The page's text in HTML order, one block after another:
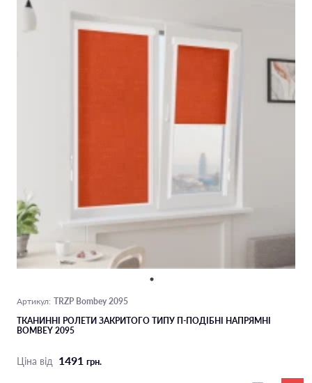
Артикул: TRZP Bombey 2095
ТКАНИННІ РОЛЕТИ ЗАКРИТОГО ТИПУ П-ПОДIБНІ НАПРЯМНІ
BOMBEY 2095
Ціна від 1491 грн.